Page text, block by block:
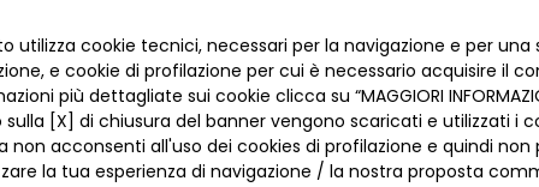
Dove siamo
Lavora con noi
INFORMAZIONI PER IL CLIENTE
Privacy
La tua scelta sui cookies
ACCESSIBILITÀ E APP
SEGUICI SUI SOCIAL
utilizza cookie tecnici, necessari per la navigazione e per una
e cookie di profilazione per cui è necessario acquisire il
più dettagliate sui cookie clicca su “MAGGIORI
[X] di chiusura del banner vengono scaricati e utilizzati i
non acconsenti all'uso dei cookies di profilazione e quindi non
la tua esperienza di navigazione / la nostra proposta